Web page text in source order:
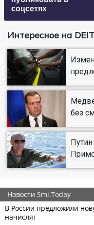
соцсетях
Интересное на
без